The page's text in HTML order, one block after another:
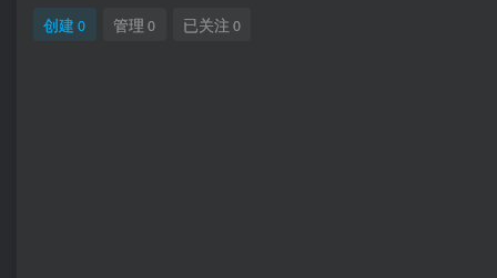
创建 0 管理 0 已关注 0